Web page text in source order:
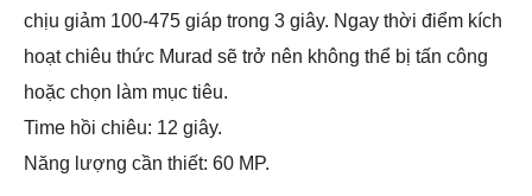
chịu giảm 100-475 giáp trong 3 giây. Ngay thời điểm kích
hoạt chiêu thức Murad sẽ trở nên không thể bị tấn công
hoặc chọn làm mục tiêu.
Time hồi chiêu: 12 giây.
Năng lượng cần thiết: 60 MP.